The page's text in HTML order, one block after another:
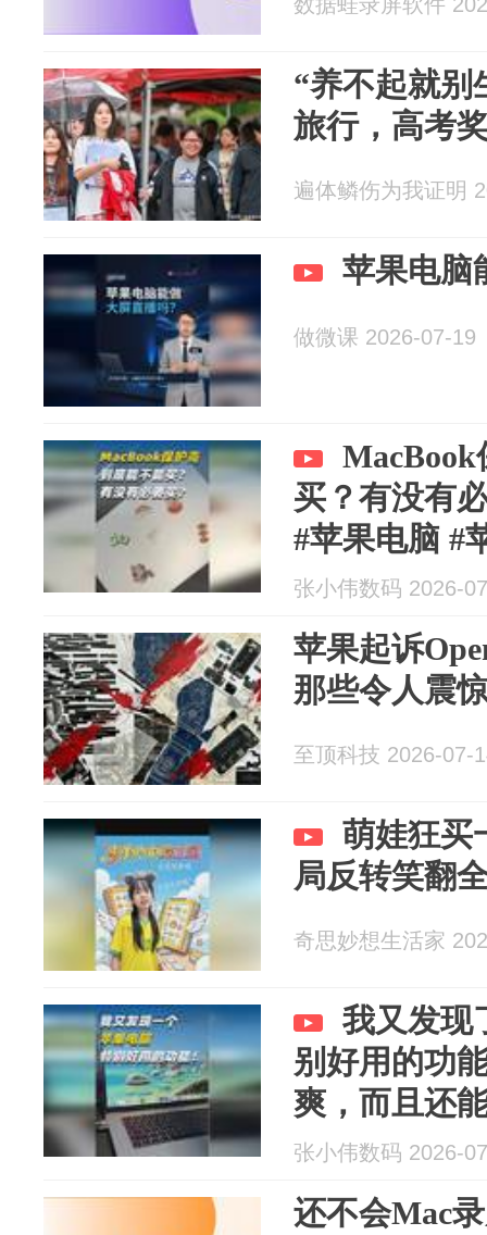
“养不起就别
旅行，高考
遍体鳞伤为我证明
苹果电脑
做微课 2026-07-19
买？有没有
#苹果电脑 #
脑配件 #保
张小伟数码 2026-
苹果起诉
那些令人震
至顶科技 2026-07-
萌娃狂买
局反转笑翻
奇思妙想生活家
我又发现
别好用的功
爽，而且还
紧试试#苹果
张小伟数码 2026-
还不会Mac